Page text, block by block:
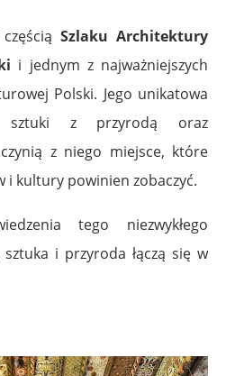
częściąSzlaku Architektury
i jednym z najważniejszych
Polski. Jego unikatowa
sztuki z przyrodą oraz
z niego miejsce, które
i kultury powinien zobaczyć.
tego niezwykłego
i przyroda łączą się w